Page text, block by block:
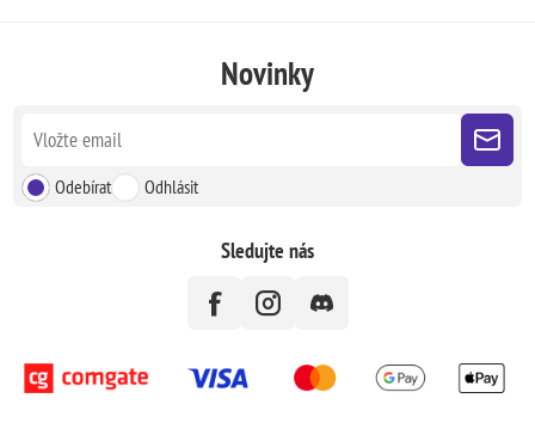
Novinky
Odebírat Odhlásit
Sledujte nás